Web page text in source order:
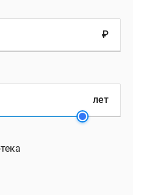
₽
лет